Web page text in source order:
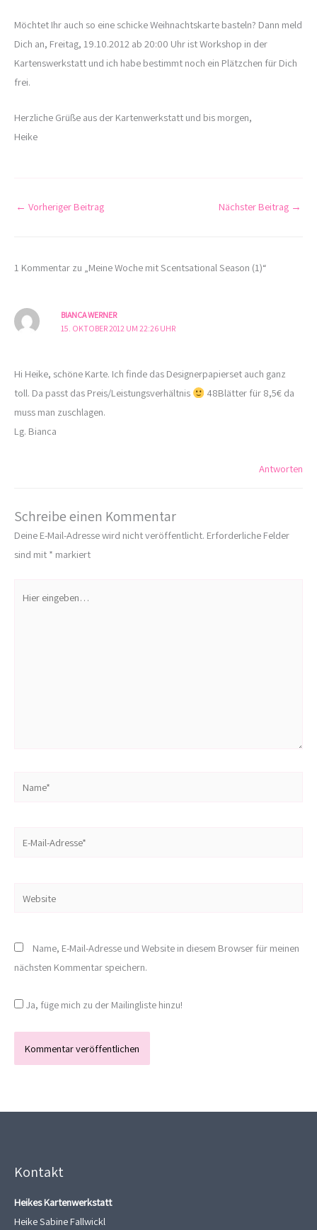
Möchtet Ihr auch so eine schicke Weihnachtskarte basteln? Dann meld
Dich an, Freitag, 19.10.2012 ab 20:00 Uhr ist Workshop in der
Kartenswerkstatt und ich habe bestimmt noch ein Plätzchen für Dich
frei.
Herzliche Grüße aus der Kartenwerkstatt und bis morgen,
Heike
← Vorheriger Beitrag Nächster Beitrag →
1 Kommentar zu „Meine Woche mit Scentsational Season (1)“
BIANCA WERNER
15. OKTOBER 2012 UM 22:26 UHR
Hi Heike, schöne Karte. Ich finde das Designerpapierset auch ganz
toll. Da passt das Preis/Leistungsverhältnis
48Blätter für 8,5€ da
muss man zuschlagen.
Lg. Bianca
Antworten
Schreibe einen Kommentar
Deine E-Mail-Adresse wird nicht veröffentlicht. Erforderliche Felder
sind mit * markiert
eingeben…
Name, E-Mail-Adresse und Website in diesem Browser für meinen
nächsten Kommentar speichern.
Ja, füge mich zu der Mailingliste hinzu!
Kontakt
Heikes Kartenwerkstatt
Heike Sabine Fallwickl